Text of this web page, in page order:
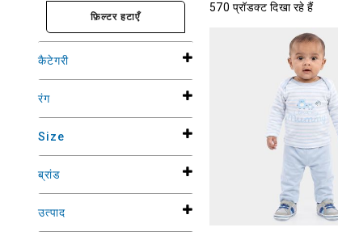
570 प्रॉडक्ट दिखा रहे हैं
फ़िल्टर हटाएँ
कैटेगरी
रंग
Size
ब्रांड
उत्पाद